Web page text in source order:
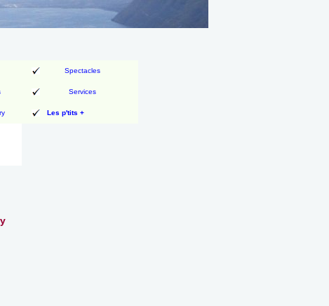
Spectacles
Services
Les p'tits +